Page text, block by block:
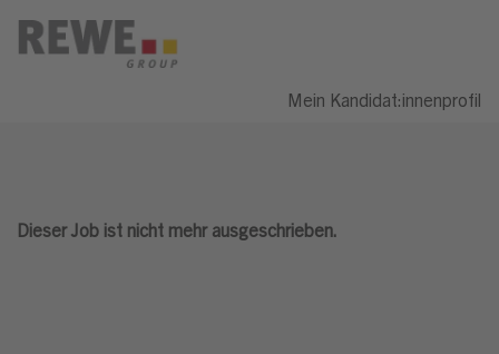
Mein Kandidat:innenprofil
Dieser Job ist nicht mehr ausgeschrieben.